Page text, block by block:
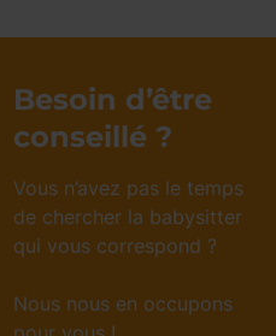
Besoin d’être
conseillé ?
Vous n’avez pas le temps
de chercher la babysitter
qui vous correspond ?
Nous nous en occupons